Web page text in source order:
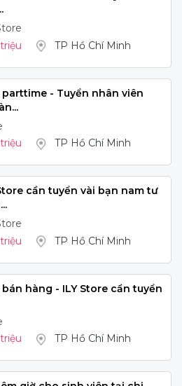
TP Hồ Chí Minh
parttime - Tuyển nhân viên
TP Hồ Chí Minh
cần tuyển vài bạn nam tư
TP Hồ Chí Minh
bán hàng - ILY Store cần tuyển
TP Hồ Chí Minh